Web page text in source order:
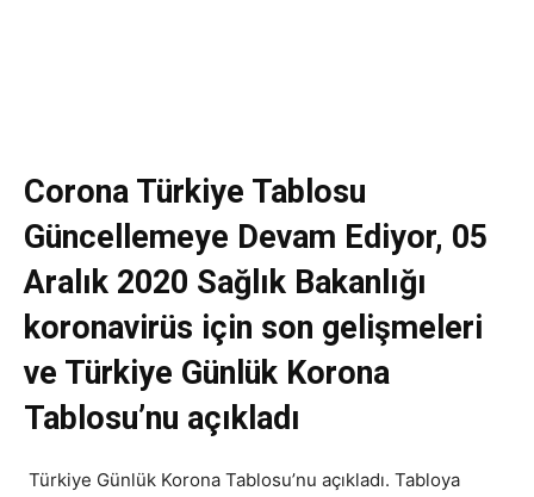
Corona Türkiye Tablosu
Güncellemeye Devam Ediyor, 05
Aralık 2020 Sağlık Bakanlığı
koronavirüs için son gelişmeleri
ve Türkiye Günlük Korona
Tablosu’nu açıkladı
Türkiye Günlük Korona Tablosu’nu açıkladı. Tabloya